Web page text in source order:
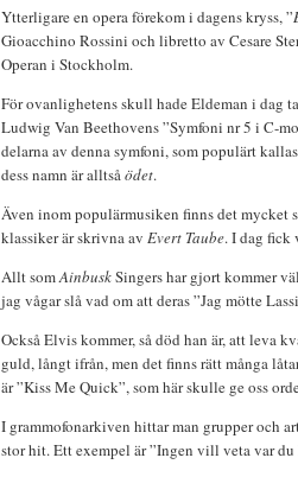
Ytterligare en opera förekom i dagens kryss, ”
Gioacchino Rossini och libretto av Cesare
Operan i Stockholm.
För ovanlighetens skull hade Eldeman i dag
Ludwig Van Beethovens ”Symfoni nr 5 i C-
delarna av denna symfoni, som populärt
dess namn är alltsåödet.
Även inom populärmusiken finns det mycket
klassiker är skrivna av Evert Taube. I dag fick
Allt somAinbuskSingers har gjort kommer
jag vågar slå vad om att deras ”Jag mötte
Också Elvis kommer, så död han är, att leva
guld, långt ifrån, men det finns rätt många
är ”Kiss Me Quick”, som här skulle ge oss
I grammofonarkiven hittar man grupper och
stor hit. Ett exempel är ”Ingen vill veta var